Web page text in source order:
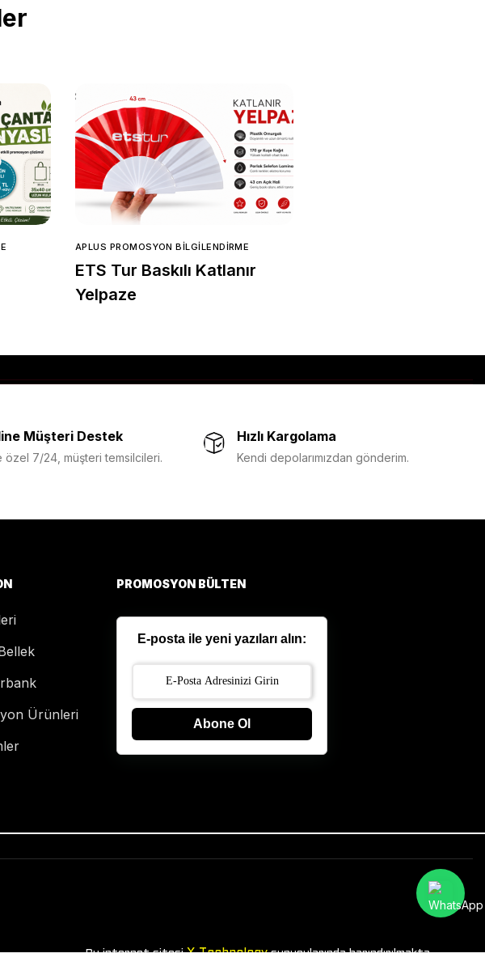
APLUS PROMOSYON BILGILENDIRME
ETS Tur Baskılı Katlanır
Yelpaze
Müşteri Destek
özel 7/24, müşteri temsilcileri.
Hızlı Kargolama
Kendi depolarımızdan gönderim.
Ürünleri
PROMOSYON BÜLTEN
E-posta ile yeni yazıları alın:
Abone Ol
Bu internet sitesiX Technologysunucularında barındırılmakta